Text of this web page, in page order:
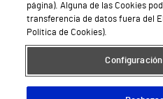
Teléfono
Política de seguridad
Conoce a
página). Alguna de las Cookies
transferencia de datos fuera del
Política de Cookies).